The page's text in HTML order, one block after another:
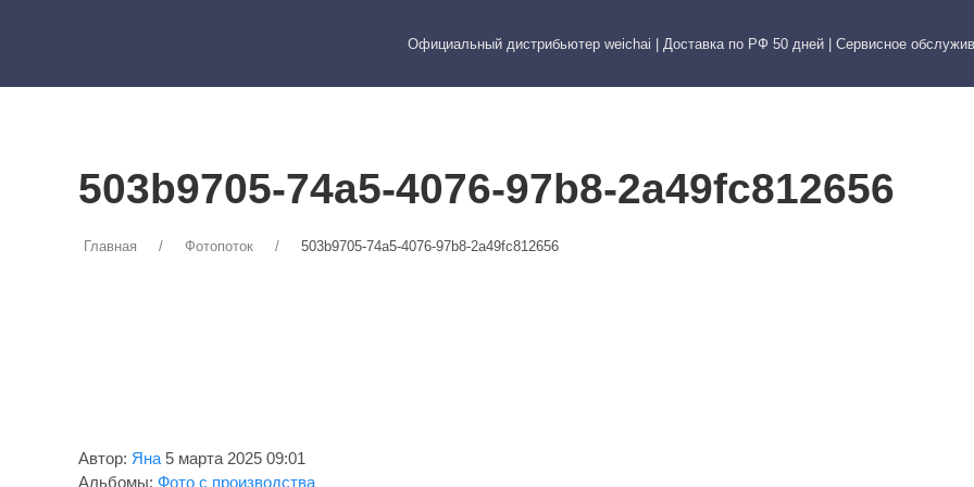
Официальный дистрибьютер weichai | Доставка по РФ 50 дней | Сервисное
СЕРВИС КОНТАКТЫ ФОТО
503b9705-74a5-4076-97b8-2a49fc812656
Главная Фотопоток 503b9705-74a5-4076-97b8-2a49fc812656
Автор: Яна 5 марта 2025 09:01
Альбомы: Фото с производства